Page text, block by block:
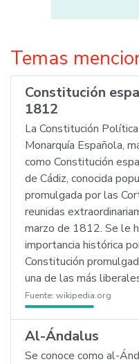
Temas
Constitución
1812
La Constitución
Monarquía Española,
como Constitución
de Cádiz, conocida
promulgada por las
reunidas
marzo de 1812. Se le
importancia histórica
Constitución
una de las más
Fuente: wikipedia.org
Al-Ándalus
Se conoce como al-